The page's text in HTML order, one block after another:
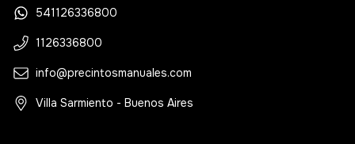
541126336800
1126336800
info@precintosmanuales.com
Villa Sarmiento - Buenos Aires